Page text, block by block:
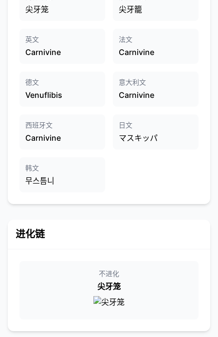
尖牙笼 尖牙籠
英文
Carnivine
法文
Carnivine
德文
Venuflibis
意大利文
Carnivine
西班牙文
Carnivine
日文
マスキッパ
韩文
무스틈니
进化链
不进化
尖牙笼